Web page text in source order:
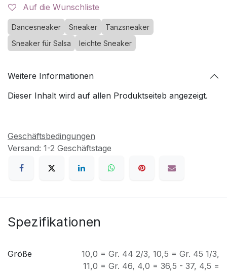
Auf die Wunschliste
Dancesneaker Sneaker
Tanzsneaker
Sneaker für Salsa
leichte Sneaker
Weitere Informationen
Dieser Inhalt wird auf allen Produktseiteb angezeigt.
Geschäftsbedingungen
Versand: 1-2 Geschäftstage
Spezifikationen
Größe 10,0 = Gr. 44 2/3, 10,5 = Gr. 45 1/3,
11,0 = Gr. 46, 4,0 = 36,5 - 37, 4,5 =